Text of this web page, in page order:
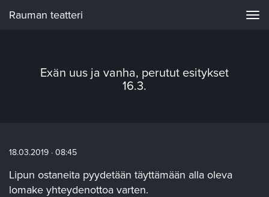
Rauman teatteri
Exän uus ja vanha, perutut esitykset
16.3.
18.03.2019 · 08:45
Lipun ostaneita pyydetään täyttämään alla oleva
lomake yhteydenottoa varten.